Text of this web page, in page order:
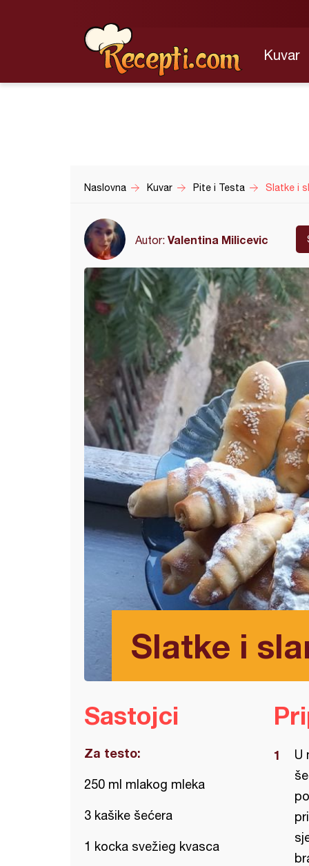
Kuvar
Naslovna Kuvar Pite i Testa Slatke i
Autor: Valentina Milicevic
Slatke i
Sastojci
Za testo:
250 ml mlakog mleka
3 kašike šećera
1 kocka svežieg kvasca
U